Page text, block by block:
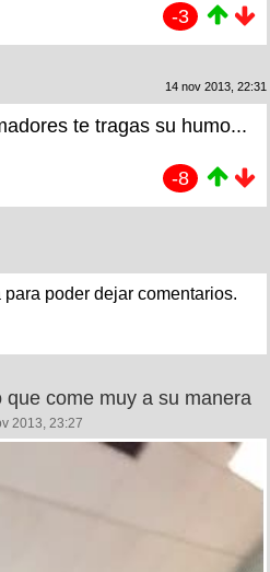
-3
14 nov 2013, 22:31
te tragas su humo...
-8
poder dejar comentarios.
come muy a su manera
2013, 23:27